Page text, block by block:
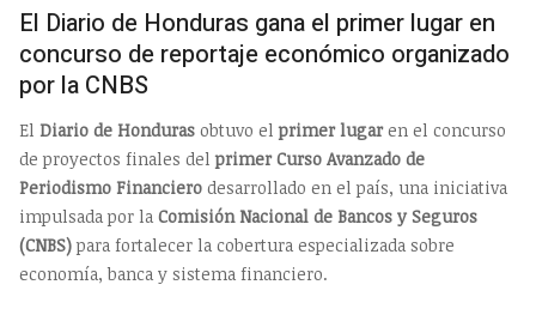
El Diario de Honduras gana el primer lugar en
concurso de reportaje económico organizado
por la CNBS
El Diario de Honduras obtuvo elprimer lugaren el concurso
de proyectos finales delprimer Curso Avanzado de
Periodismo Financiero desarrollado en el país, una iniciativa
impulsada por la Comisión Nacional de Bancos y Seguros
(CNBS) para fortalecer la cobertura especializada sobre
economía, banca y sistema financiero.